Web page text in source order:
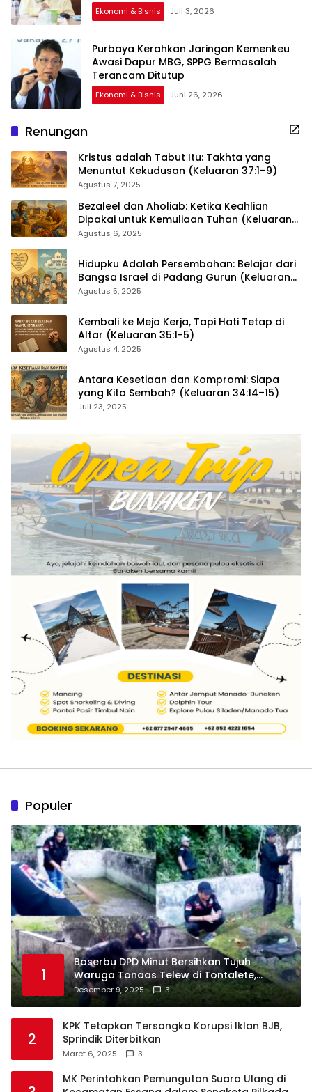
Ekonomi & Bisnis Juli 3, 2026
Purbaya Kerahkan Jaringan Kemenkeu
Awasi Dapur MBG, SPPG Bermasalah
Terancam Ditutup
Ekonomi & Bisnis Juni 26, 2026
Renungan
Kristus adalah Tabut Itu: Takhta yang
Menuntut Kekudusan (Keluaran 37:1–9)
Agustus 7, 2025
Bezaleel dan Aholiab: Ketika Keahlian
Dipakai untuk Kemuliaan Tuhan (Keluaran
36:1–7)
Agustus 6, 2025
Hidupku Adalah Persembahan: Belajar dari
Bangsa Israel di Padang Gurun (Keluaran
35:4–29)
Agustus 5, 2025
Kembali ke Meja Kerja, Tapi Hati Tetap di
Altar (Keluaran 35:1-5)
Agustus 4, 2025
Antara Kesetiaan dan Kompromi: Siapa
yang Kita Sembah? (Keluaran 34:14–15)
Juli 23, 2025
Populer
1
Baserbu DPD Minut Bersihkan Tujuh
Waruga Tonaas Telew di Tontalete,
Agenda Rutin Pelestarian Jejak Leluhur
Minahasa
Desember 9, 2025 3
2
KPK Tetapkan Tersangka Korupsi Iklan BJB,
Sprindik Diterbitkan
Maret 6, 2025 3
MK Perintahkan Pemungutan Suara Ulang di